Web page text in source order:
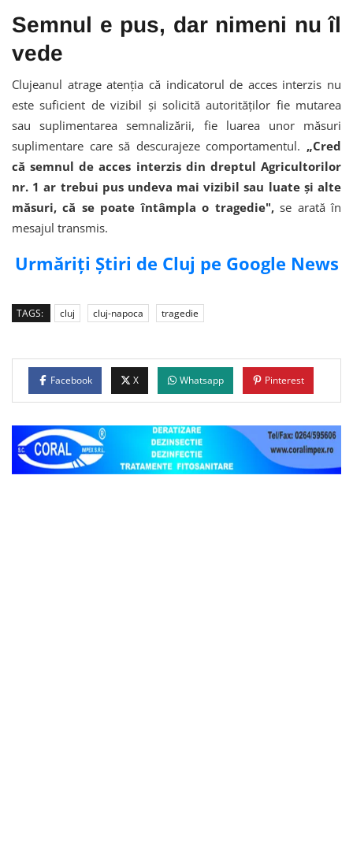
Semnul e pus, dar nimeni nu îl
vede
Clujeanul atrage atenția că indicatorul de acces interzis nu
este suficient de vizibil și solicită autorităților fie mutarea
sau suplimentarea semnalizării, fie luarea unor măsuri
suplimentare care să descurajeze comportamentul. „Cred
că semnul de acces interzis din dreptul Agricultorilor
nr. 1 ar trebui pus undeva mai vizibil sau luate și alte
măsuri, că se poate întâmpla o tragedie",se arată în
mesajul transmis.
Urmăriți Știri de Cluj pe Google News
TAGS: cluj cluj-napoca tragedie
Facebook X Whatsapp Pinterest